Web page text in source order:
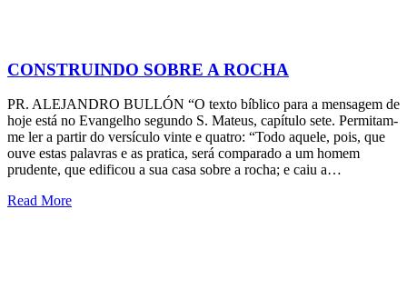
CONSTRUINDO SOBRE A ROCHA
PR. ALEJANDRO BULLÓN “O texto bíblico para a mensagem de
hoje está no Evangelho segundo S. Mateus, capítulo sete. Permitam-
me ler a partir do versículo vinte e quatro: “Todo aquele, pois, que
ouve estas palavras e as pratica, será comparado a um homem
prudente, que edificou a sua casa sobre a rocha; e caiu a…
Read More